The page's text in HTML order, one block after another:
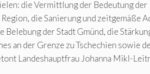
die Vermittlung der Bedeutung der
die Sanierung und zeitgemäße
Belebung der Stadt Gmünd, die
an der Grenze zu Tschechien sowie
Landeshauptfrau Johanna Mikl-